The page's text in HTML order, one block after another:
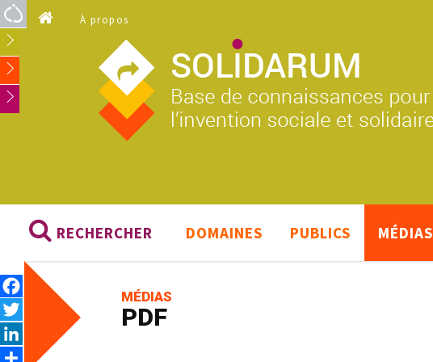
Aller au contenu principal
À propos
RECHERCHER DOMAINES PUBLICS MÉDIAS
Facebook
LinkedIn
Share
MÉDIAS
PDF